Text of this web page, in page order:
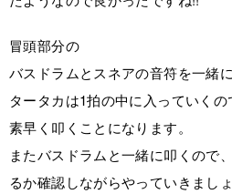
冒頭部分の
バスドラムとスネアの音符を一緒
タータカは1拍の中に入っていくの
素早く叩くことになります。
またバスドラムと一緒に叩くので
るか確認しながらやっていきましょ